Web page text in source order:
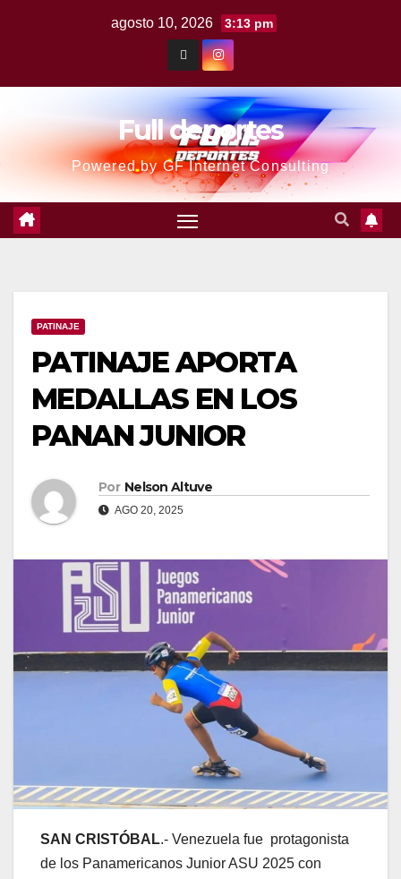
agosto 10, 2026 3:13 pm
Full deportes
Powered by GF Internet Consulting
PATINAJE
PATINAJE APORTA
MEDALLAS EN LOS
PANAN JUNIOR
Por Nelson Altuve
AGO 20, 2025
SAN CRISTÓBAL.- Venezuela fue protagonista
de los Panamericanos Junior ASU 2025 con